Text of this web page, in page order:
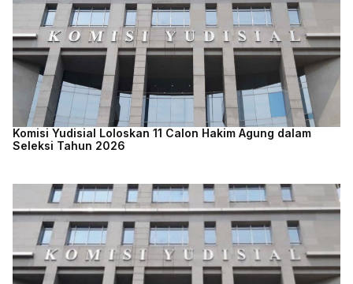
Komisi Yudisial Loloskan 11 Calon Hakim Agung dalam
Seleksi Tahun 2026